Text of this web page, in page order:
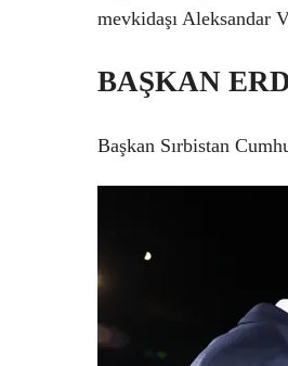
mevkidaşı Aleksandar
BAŞKAN
Başkan Sırbistan